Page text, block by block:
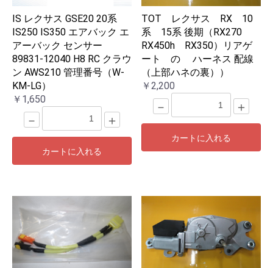
IS レクサス GSE20 20系
IS250 IS350 エアバック エ
アーバック センサー
89831-12040 H8 RC クラウ
ン AWS210 管理番号（W-
KM-LG）
￥1,650
－ ＋
カートに入れる
TOT レクサス RX 10
系 15系 後期（RX270
RX450h RX350）リアゲ
ート の ハーネス 配線
（上部ハネの裏））
￥2,200
－ ＋
カートに入れる